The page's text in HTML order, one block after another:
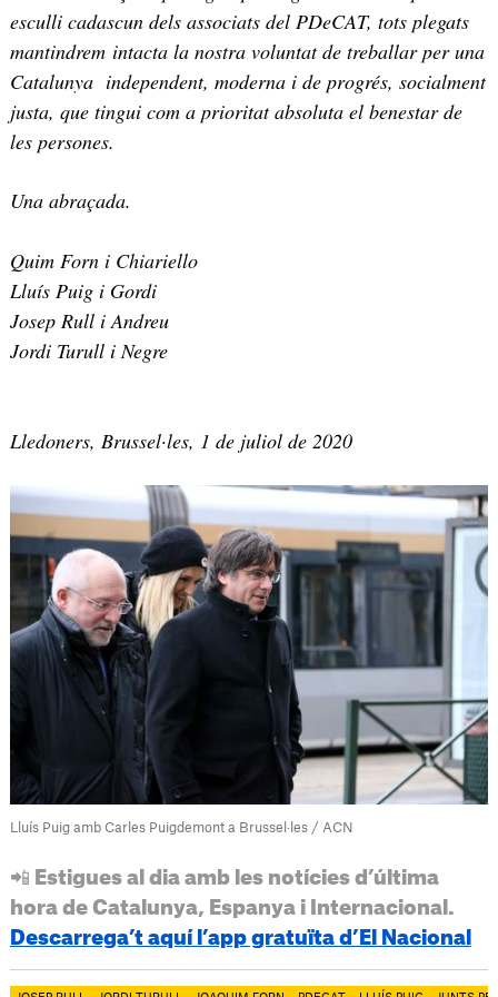
esculli cadascun dels associats del PDeCAT, tots plegats
mantindrem intacta la nostra voluntat de treballar per una
Catalunya independent, moderna i de progrés, socialment
justa, que tingui com a prioritat absoluta el benestar de
les persones.
Una abraçada.
Quim Forn i Chiariello
Lluís Puig i Gordi
Josep Rull i Andreu
Jordi Turull i Negre
Lledoners, Brussel·les, 1 de juliol de 2020
Lluís Puig amb Carles Puigdemont a Brussel·les / ACN
📲 Estigues al dia amb les notícies d’última
hora de Catalunya, Espanya i Internacional.
Descarrega’t aquí l’app gratuïta d’El Nacional